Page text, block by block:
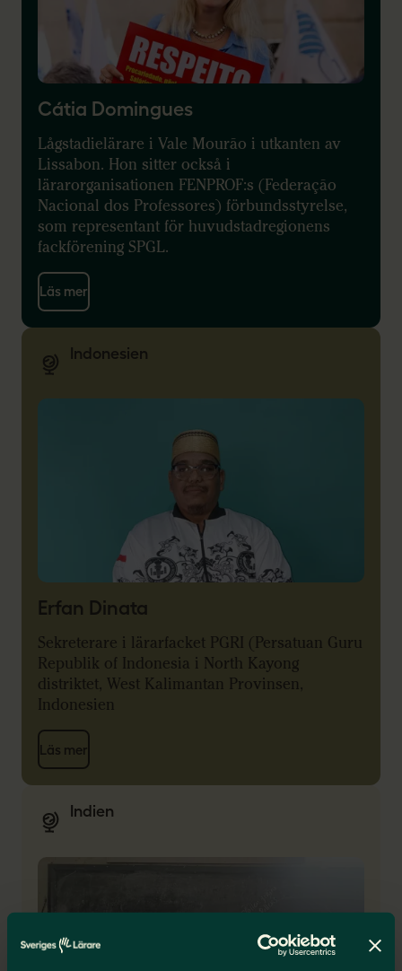
Cátia Domingues
Lågstadielärare i Vale Mourão i utkanten av
Lissabon. Hon sitter också i
lärarorganisationen FENPROF:s (Federação
Nacional dos Professores) förbundsstyrelse,
som representant för huvudstadregionens
fackförening SPGL.
Läs mer
Indonesien
Erfan Dinata
Sekreterare i lärarfacket PGRI (Persatuan Guru
Republik of Indonesia i North Kayong
distriktet, West Kalimantan Provinsen,
Indonesien
Läs mer
Indien